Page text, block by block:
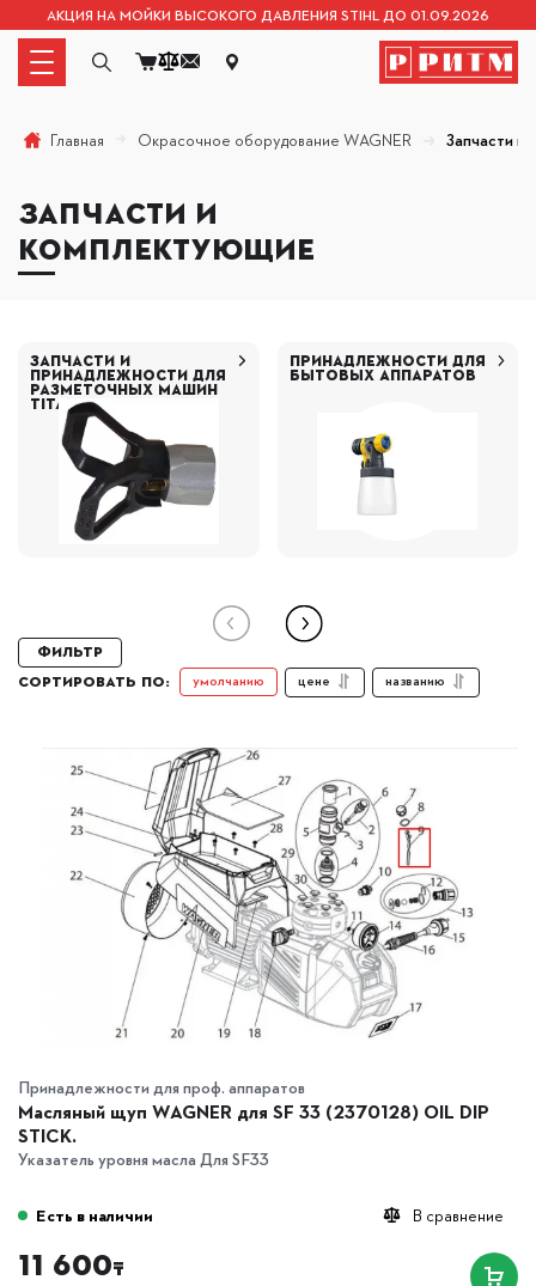
АКЦИЯ НА МОЙКИ ВЫСОКОГО ДАВЛЕНИЯ STIHL ДО 01.09.2026
Главная Окрасочное оборудование WAGNER Запчасти
ЗАПЧАСТИ И
КОМПЛЕКТУЮЩИЕ
ЗАПЧАСТИ И
ПРИНАДЛЕЖНОСТИ ДЛЯ
РАЗМЕТОЧНЫХ МАШИН
TITAN
ПРИНАДЛЕЖНОСТИ ДЛЯ
БЫТОВЫХ АППАРАТОВ
Фильтр
СОРТИРОВАТЬ ПО:
умолчанию цене названию
Принадлежности для проф. аппаратов
Масляный щуп WAGNER для SF 33 (2370128) OIL DIP
STICK.
Указатель уровня масла Для SF33
В сравнение
Есть в наличии
11 600₸